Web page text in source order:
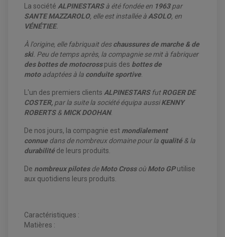
ANTIPARASITE NGK
FILTRE A AIR
FILTRE A HUILE
OUTILLAGE
PRODUIT D'ENTRETIEN
La société ALPINESTARSà été fondée en 1963par
SANTE MAZZAROLO, elle est installée à ASOLO, en
VÉNÉTIEE.
À l'origine, elle fabriquait deschaussures de marche &de
ski. Peu de temps après, la compagnie se mit à fabriquer
des bottes de motocrosspuis des bottes de
motoadaptées à la conduite sportive
L'un des premiers clients ALPINESTARSfutROGER DE
COSTER, par la suite la société équipa aussiKENNY
ROBERTS& MICK DOOHAN.
De nos jours, la compagnie est mondialement
connue dans de nombreux domaine pour la qualité & la
durabilité de leurs produits.
De nombreux pilotesdeMoto CrossoùMoto GPutilise
aux quotidiens leurs produits.
Caractéristiques :
Matières :